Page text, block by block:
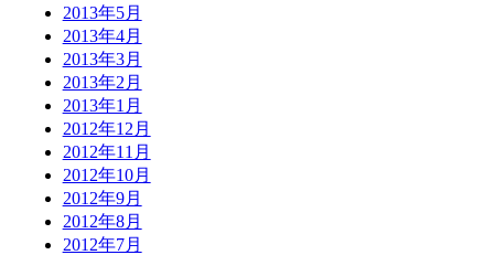
2013年5月
2013年4月
2013年3月
2013年2月
2013年1月
2012年12月
2012年11月
2012年10月
2012年9月
2012年8月
2012年7月